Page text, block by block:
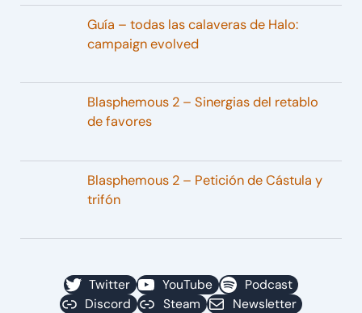
Guía – todas las calaveras de Halo:
campaign evolved
Blasphemous 2 – Sinergias del retablo
de favores
Blasphemous 2 – Petición de Cástula y
trifón
Twitter YouTube
Podcast
Discord
Steam Newsletter